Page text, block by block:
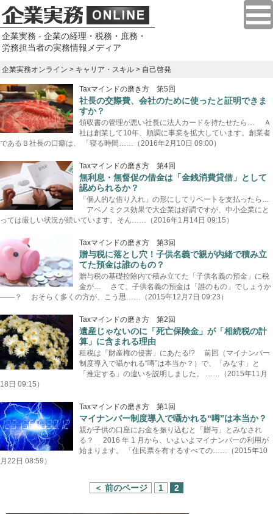
企業実務 - 企業の経理・税務・庶務・
労務担当者の実務情報メディア
企業実務オンライン > キャリア・スキル > 自己啓発
Taxマインドの磨き方 第5回
社長の交際費、会社のために使ったと証明できま
すか？
領収書の管理が悪い社長に法人カードを持たせたら… Ａ
社は創業して10年、順調に事業を拡大しています。創業者
であるＢ社長の口癖は、 「寝る時間……（2016年2月10日 09:00）
Taxマインドの磨き方 第4回
無利息・無督促の借金は「金銭消費貸借」として
認められるか？
「個人的な借り入れ」の形にしてリベートを支払ったら…
アベノミクス効果で大企業は好調ですが、中小企業にと
っては厳しい状況が続いています。そん……（2016年1月14日 09:15）
Taxマインドの磨き方 第3回
贈与税に落とし穴！子供名義で親が内緒で積み立
てた預金は誰のもの？
贈与税の基礎控除内で積み立てた「子供名義の預金」に税
金が… さて、子供名義の預金は「誰のもの」でしょうか
——？ おそらく多くの方が、こう思……（2015年12月7日 09:23）
Taxマインドの磨き方 第2回
遺産じゃないのに「死亡保険金」が「相続税の計
算」に含まれる理由
租税は「財産権の侵害」にあたる!? 前回（マイナンバー
制度導入で囁かれる“噂”は本当か？）で、「みなす」と
「推定する」の違いを説明しました。 ……（2015年11月
18日 09:15）
Taxマインドの磨き方 第1回
マイナンバー制度導入で囁かれる“噂”は本当か？
親が子供の口座にお金を振り込むと「贈与」とみなされ
る？ 2016 年 1 月から、いよいよマイナンバーの利用が
始まります。 「住民票を有するすべての……（2015年10
月22日 08:59）
＜ 前のページ 1 2